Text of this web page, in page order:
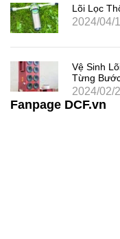
Lõi Lọc
2024/04/
Vệ Sinh
Từng
2024/02/
Fanpage DCF.vn